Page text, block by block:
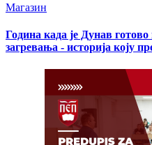
Магазин
Година када је Дунав
загревања - историја коју